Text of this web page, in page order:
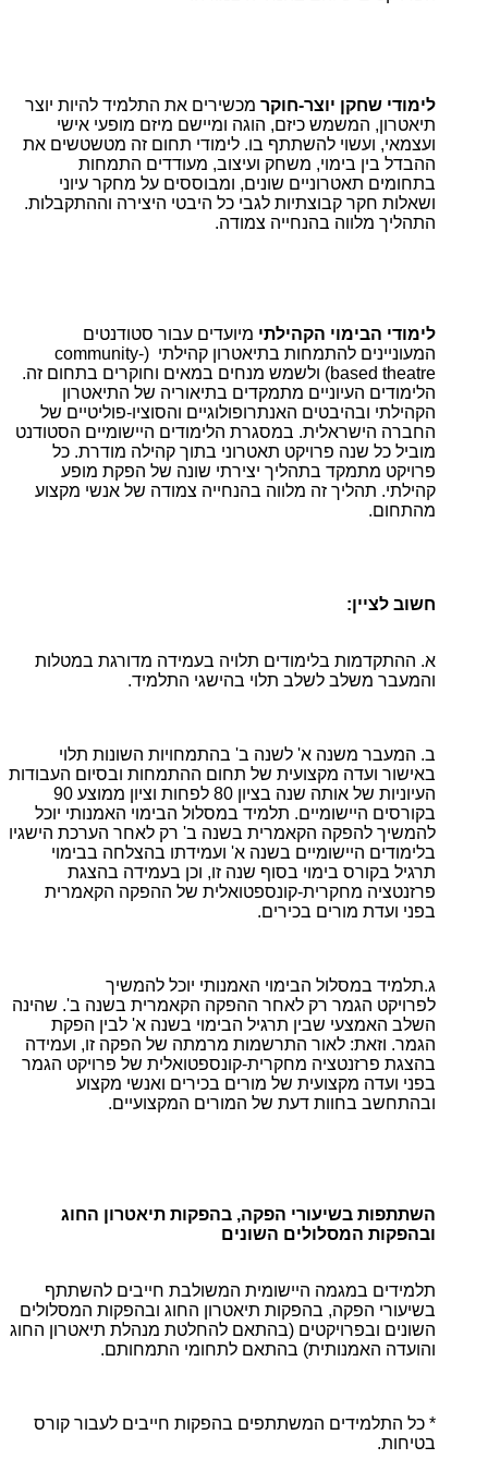
לימודי שחקן יוצר-חוקר מכשירים את התלמיד להיות יוצר
תיאטרון, המשמש כיזם, הוגה ומיישם מיזם מופעי אישי
ועצמאי, ועשוי להשתתף בו. לימודי תחום זה מטשטשים את
ההבדל בין בימוי, משחק ועיצוב, מעודדים התמחות
בתחומים תאטרוניים שונים, ומבוססים על מחקר עיוני
ושאלות חקר קבוצתיות לגבי כל היבטי היצירה וההתקבלות.
התהליך מלווה בהנחייה צמודה.
לימודי הבימוי הקהילתי מיועדים עבור סטודנטים
המעוניינים להתמחות בתיאטרון קהילתי (community-
based theatre) ולשמש מנחים במאים וחוקרים בתחום זה.
הלימודים העיוניים מתמקדים בתיאוריה של התיאטרון
הקהילתי ובהיבטים האנתרופולוגיים והסוציו-פוליטיים של
החברה הישראלית. במסגרת הלימודים היישומיים הסטודנט
מוביל כל שנה פרויקט תאטרוני בתוך קהילה מודרת. כל
פרויקט מתמקד בתהליך יצירתי שונה של הפקת מופע
קהילתי. תהליך זה מלווה בהנחייה צמודה של אנשי מקצוע
מהתחום.
חשוב לציין:
א. ההתקדמות בלימודים תלויה בעמידה מדורגת במטלות
והמעבר משלב לשלב תלוי בהישגי התלמיד.
ב. המעבר משנה א' לשנה ב' בהתמחויות השונות תלוי
באישור ועדה מקצועית של תחום ההתמחות ובסיום העבודות
העיוניות של אותה שנה בציון 80 לפחות וציון ממוצע 90
בקורסים היישומיים. תלמיד במסלול הבימוי האמנותי יוכל
להמשיך להפקה הקאמרית בשנה ב' רק לאחר הערכת הישגיו
בלימודים היישומיים בשנה א' ועמידתו בהצלחה בבימוי
תרגיל בקורס בימוי בסוף שנה זו, וכן בעמידה בהצגת
פרזנטציה מחקרית-קונספטואלית של ההפקה הקאמרית
בפני ועדת מורים בכירים.
ג.תלמיד במסלול הבימוי האמנותי יוכל להמשיך
לפרויקט הגמר רק לאחר ההפקה הקאמרית בשנה ב'. שהינה
השלב האמצעי שבין תרגיל הבימוי בשנה א' לבין הפקת
הגמר. וזאת: לאור התרשמות מרמתה של הפקה זו, ועמידה
בהצגת פרזנטציה מחקרית-קונספטואלית של פרויקט הגמר
בפני ועדה מקצועית של מורים בכירים ואנשי מקצוע
ובהתחשב בחוות דעת של המורים המקצועיים.
השתתפות בשיעורי הפקה, בהפקות תיאטרון החוג
ובהפקות המסלולים השונים
תלמידים במגמה היישומית המשולבת חייבים להשתתף
בשיעורי הפקה, בהפקות תיאטרון החוג ובהפקות המסלולים
השונים ובפרויקטים (בהתאם להחלטת מנהלת תיאטרון החוג
והועדה האמנותית) בהתאם לתחומי התמחותם.
* כל התלמידים המשתתפים בהפקות חייבים לעבור קורס
בטיחות.